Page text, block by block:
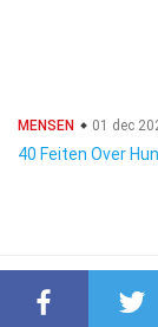
MENSEN 01 dec
40 Feiten Over
© 2023